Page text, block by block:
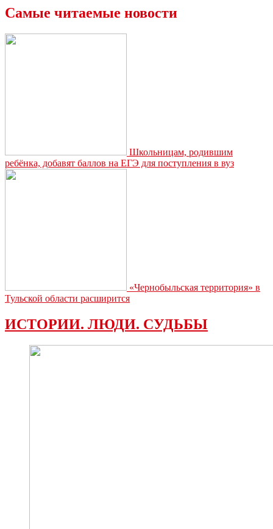
Самые читаемые новости
Школьницам, родившим
ребёнка, добавят баллов на ЕГЭ для поступления в вуз
«Чернобыльская территория» в
Тульской области расширится
ИСТОРИИ. ЛЮДИ. СУДЬБЫ